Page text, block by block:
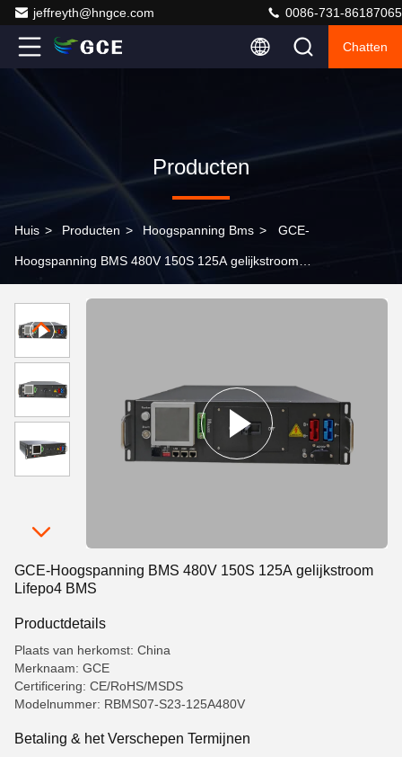
jeffreyth@hngce.com 0086-731-86187065
Chatten
Producten
Huis > Producten > Hoogspanning Bms > GCE-
Hoogspanning BMS 480V 150S 125A gelijkstroom
GCE-Hoogspanning BMS 480V 150S 125A gelijkstroom
Lifepo4 BMS
Productdetails
Plaats van herkomst: China
Merknaam: GCE
Certificering: CE/RoHS/MSDS
Modelnummer: RBMS07-S23-125A480V
Betaling & het Verschepen Termijnen